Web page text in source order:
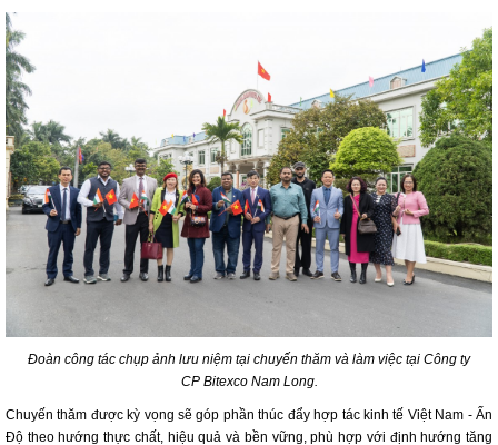
Đoàn công tác chụp ảnh lưu niệm tại chuyến thăm và làm việc tại Công ty
CP Bitexco Nam Long.
Chuyến thăm được kỳ vọng sẽ góp phần thúc đẩy hợp tác kinh tế Việt Nam - Ấn
Độ theo hướng thực chất, hiệu quả và bền vững, phù hợp với định hướng tăng